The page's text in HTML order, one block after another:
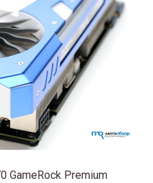
GameRock Premium